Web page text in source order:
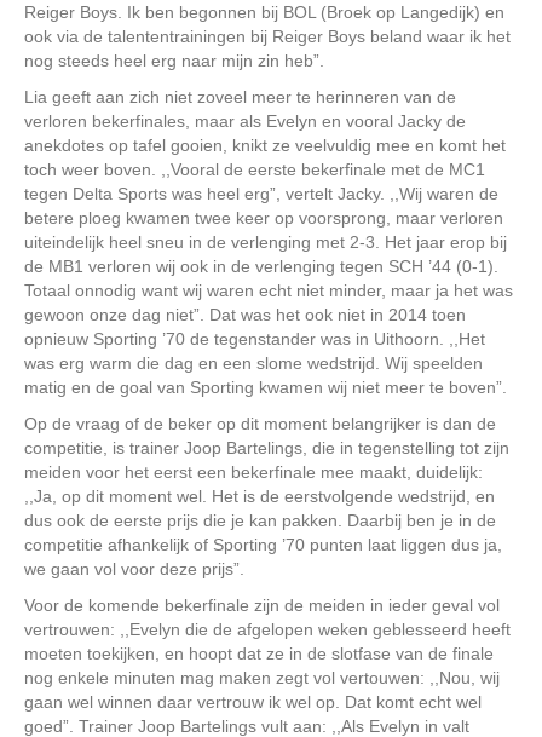
Reiger Boys. Ik ben begonnen bij BOL (Broek op Langedijk) en
ook via de talententrainingen bij Reiger Boys beland waar ik het
nog steeds heel erg naar mijn zin heb”.
Lia geeft aan zich niet zoveel meer te herinneren van de
verloren bekerfinales, maar als Evelyn en vooral Jacky de
anekdotes op tafel gooien, knikt ze veelvuldig mee en komt het
toch weer boven. ,,Vooral de eerste bekerfinale met de MC1
tegen Delta Sports was heel erg”, vertelt Jacky. ,,Wij waren de
betere ploeg kwamen twee keer op voorsprong, maar verloren
uiteindelijk heel sneu in de verlenging met 2-3. Het jaar erop bij
de MB1 verloren wij ook in de verlenging tegen SCH ’44 (0-1).
Totaal onnodig want wij waren echt niet minder, maar ja het was
gewoon onze dag niet”. Dat was het ook niet in 2014 toen
opnieuw Sporting ’70 de tegenstander was in Uithoorn. ,,Het
was erg warm die dag en een slome wedstrijd. Wij speelden
matig en de goal van Sporting kwamen wij niet meer te boven”.
Op de vraag of de beker op dit moment belangrijker is dan de
competitie, is trainer Joop Bartelings, die in tegenstelling tot zijn
meiden voor het eerst een bekerfinale mee maakt, duidelijk:
,,Ja, op dit moment wel. Het is de eerstvolgende wedstrijd, en
dus ook de eerste prijs die je kan pakken. Daarbij ben je in de
competitie afhankelijk of Sporting ’70 punten laat liggen dus ja,
we gaan vol voor deze prijs”.
Voor de komende bekerfinale zijn de meiden in ieder geval vol
vertrouwen: ,,Evelyn die de afgelopen weken geblesseerd heeft
moeten toekijken, en hoopt dat ze in de slotfase van de finale
nog enkele minuten mag maken zegt vol vertouwen: ,,Nou, wij
gaan wel winnen daar vertrouw ik wel op. Dat komt echt wel
goed”. Trainer Joop Bartelings vult aan: ,,Als Evelyn in valt